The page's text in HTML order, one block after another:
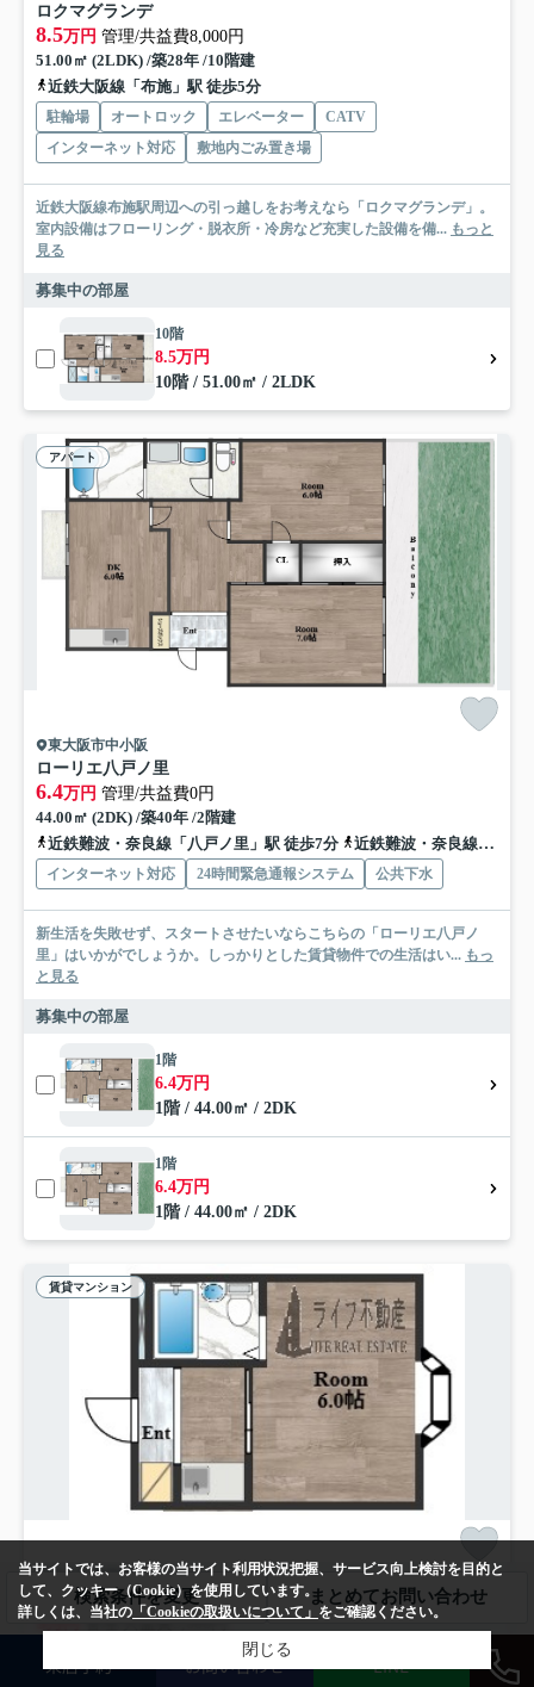
ロクマグランデ
8.5万円 管理/共益費8,000円
51.00㎡ (2LDK) /築28年 /10階建
近鉄大阪線「布施」駅 徒歩5分
駐輪場 オートロック エレベーター
CATV
インターネット対応
敷地内ごみ置き場
近鉄大阪線布施駅周辺への引っ越しをお考えなら「ロクマグランデ」。
室内設備はフローリング・脱衣所・冷房など充実した設備を備... もっと
見る
募集中の部屋
10階
8.5万円
10階 / 51.00㎡ / 2LDK
アパート
東大阪市中小阪
ローリエ八戸ノ里
6.4万円 管理/共益費0円
44.00㎡ (2DK) /築40年 /2階建
近鉄難波・奈良線「八戸ノ里」駅 徒歩7分
近鉄難波・奈良線「河内小阪」駅 徒歩15分
インターネット対応 24時間緊急通報システム 公共下水
新生活を失敗せず、スタートさせたいならこちらの「ローリエ八戸ノ
里」はいかがでしょうか。しっかりとした賃貸物件での生活はい... もっ
と見る
募集中の部屋
1階
6.4万円
1階 / 44.00㎡ / 2DK
1階
6.4万円
1階 / 44.00㎡ / 2DK
賃貸マンション
東大阪市俊徳町
ロイヤル俊徳Ⅱ
3 万円 管理/共益費3,000円
おおさか東線「ＪＲ俊徳道」駅 徒歩7分
近鉄難波・奈良線「河内小阪」駅 徒歩24分
検索条件を変更 まとめてお問い合わせ
来店予約 お問い合わせ LINE
当サイトでは、お客様の当サイト利用状況把握、サービス向上検討を目的と
して、クッキー（Cookie）を使用しています。
詳しくは、当社の 「Cookieの取扱いについて」 をご確認ください。
閉じる